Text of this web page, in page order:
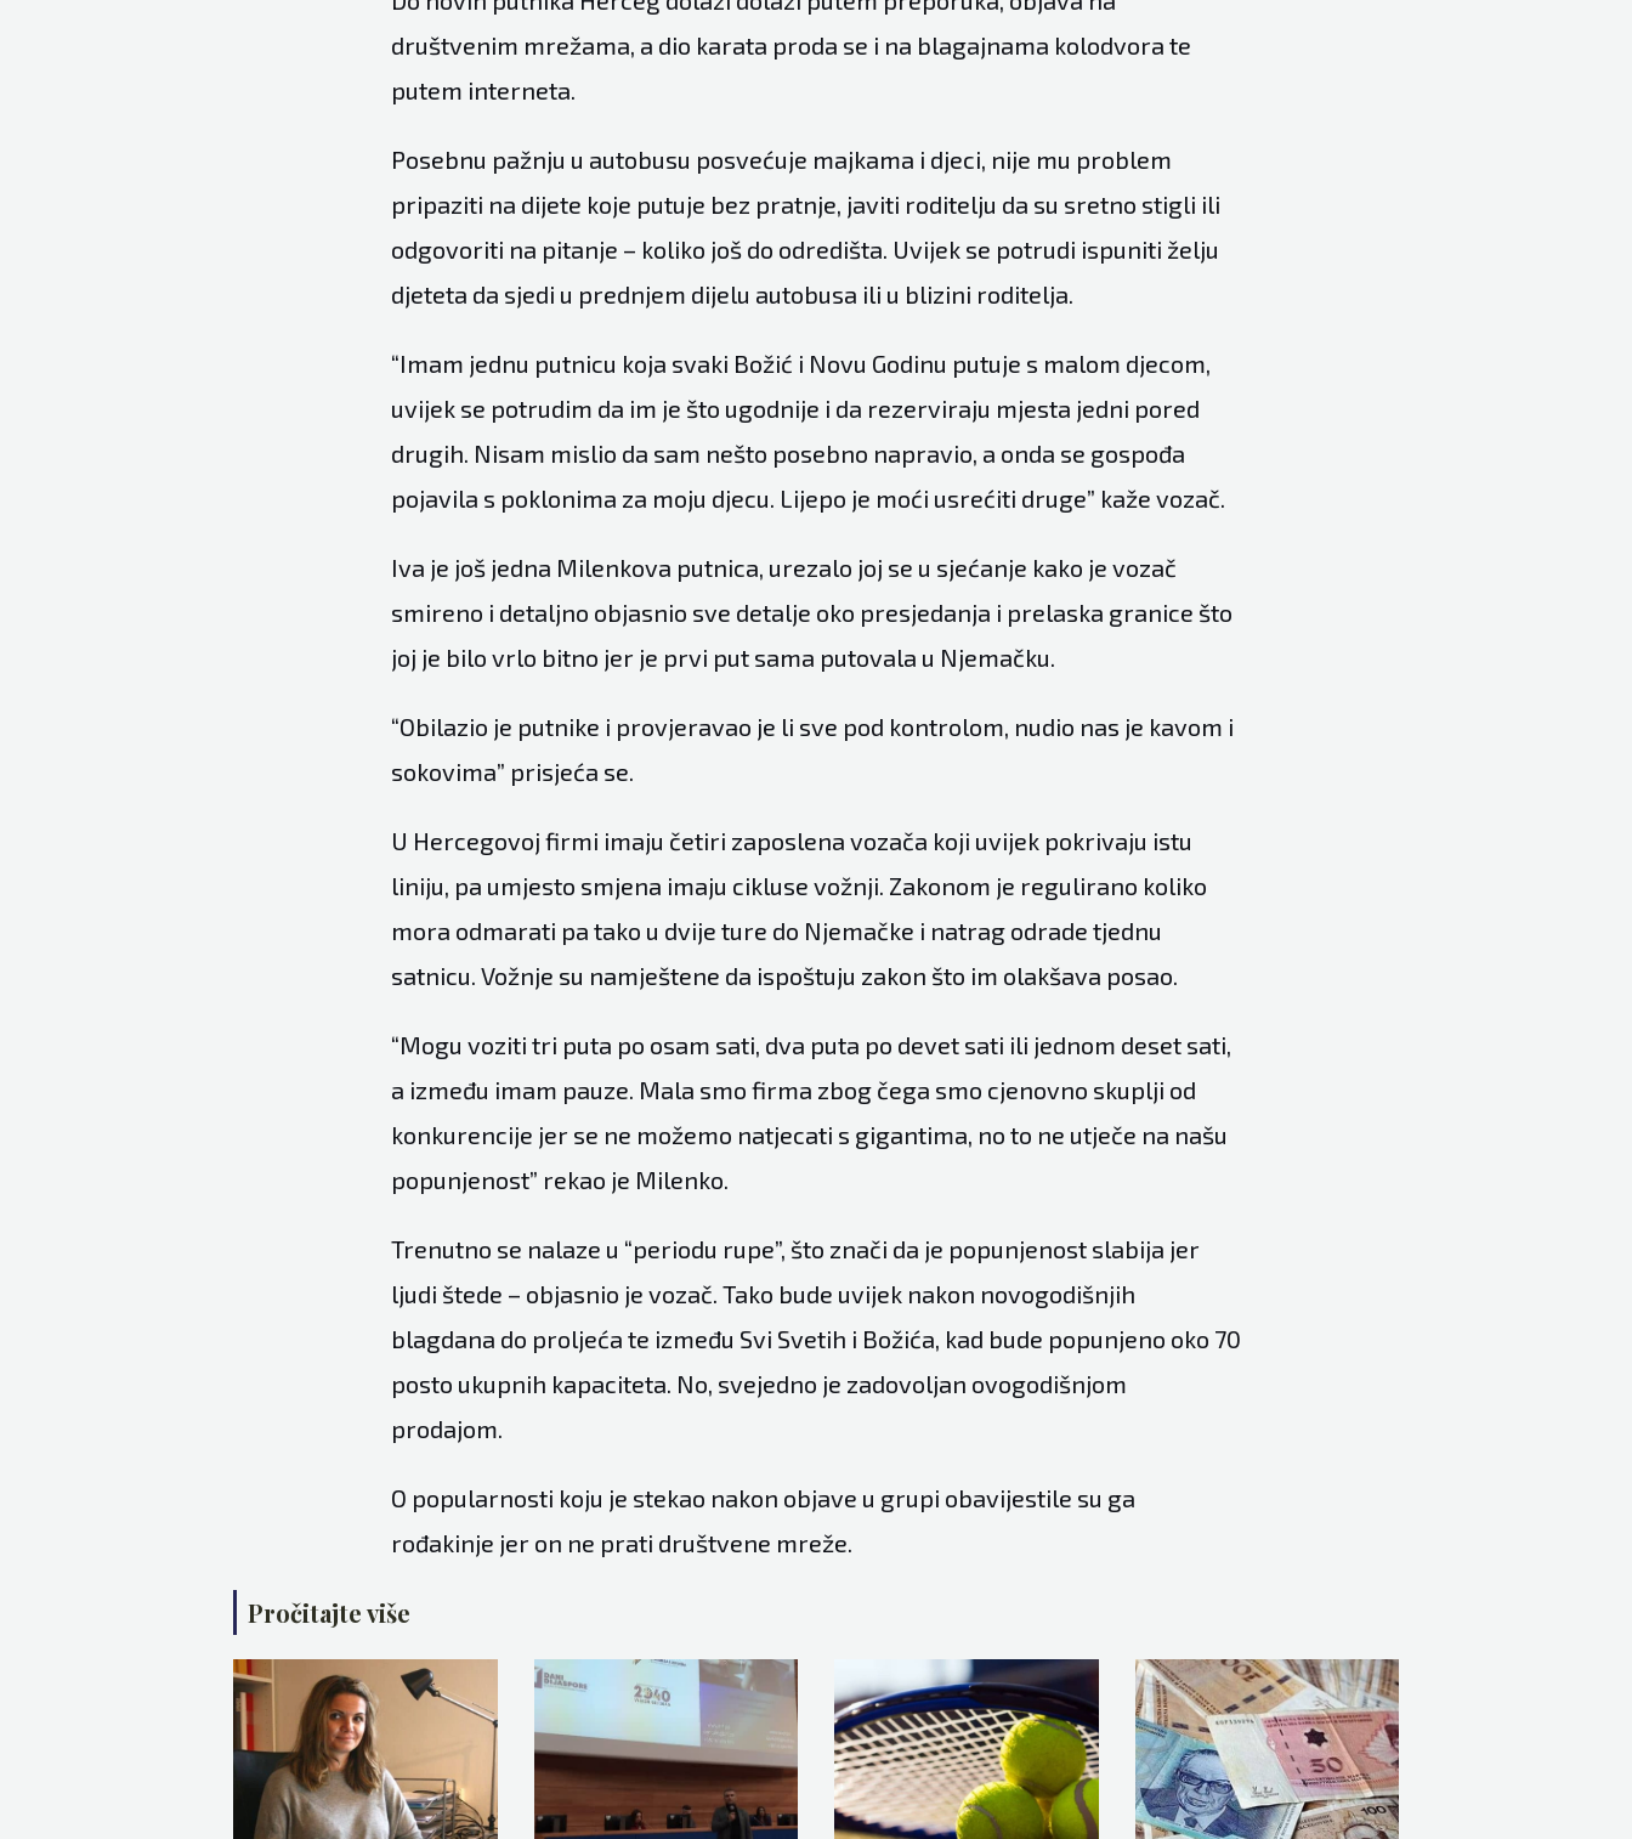
društvenim mrežama, a dio karata proda se i na blagajnama kolodvora te
putem interneta.
Posebnu pažnju u autobusu posvećuje majkama i djeci, nije mu problem
pripaziti na dijete koje putuje bez pratnje, javiti roditelju da su sretno stigli ili
odgovoriti na pitanje – koliko još do odredišta. Uvijek se potrudi ispuniti želju
djeteta da sjedi u prednjem dijelu autobusa ili u blizini roditelja.
“Imam jednu putnicu koja svaki Božić i Novu Godinu putuje s malom djecom,
uvijek se potrudim da im je što ugodnije i da rezerviraju mjesta jedni pored
drugih. Nisam mislio da sam nešto posebno napravio, a onda se gospođa
pojavila s poklonima za moju djecu. Lijepo je moći usrećiti druge” kaže vozač.
Iva je još jedna Milenkova putnica, urezalo joj se u sjećanje kako je vozač
smireno i detaljno objasnio sve detalje oko presjedanja i prelaska granice što
joj je bilo vrlo bitno jer je prvi put sama putovala u Njemačku.
“Obilazio je putnike i provjeravao je li sve pod kontrolom, nudio nas je kavom i
sokovima” prisjeća se.
U Hercegovoj firmi imaju četiri zaposlena vozača koji uvijek pokrivaju istu
liniju, pa umjesto smjena imaju cikluse vožnji. Zakonom je regulirano koliko
mora odmarati pa tako u dvije ture do Njemačke i natrag odrade tjednu
satnicu. Vožnje su namještene da ispoštuju zakon što im olakšava posao.
“Mogu voziti tri puta po osam sati, dva puta po devet sati ili jednom deset sati,
a između imam pauze. Mala smo firma zbog čega smo cjenovno skuplji od
konkurencije jer se ne možemo natjecati s gigantima, no to ne utječe na našu
popunjenost” rekao je Milenko.
Trenutno se nalaze u “periodu rupe”, što znači da je popunjenost slabija jer
ljudi štede – objasnio je vozač. Tako bude uvijek nakon novogodišnjih
blagdana do proljeća te između Svi Svetih i Božića, kad bude popunjeno oko 70
posto ukupnih kapaciteta. No, svejedno je zadovoljan ovogodišnjom
prodajom.
O popularnosti koju je stekao nakon objave u grupi obavijestile su ga
rođakinje jer on ne prati društvene mreže.
Pročitajte više